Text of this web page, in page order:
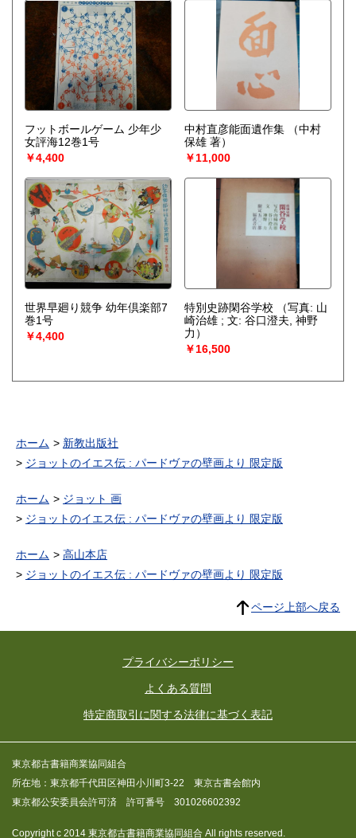
フットボールゲーム 少年少
女評海12巻1号
￥4,400
中村直彦能面遺作集
（中村
保雄 著）
￥11,000
世界早廻り競争 幼年倶楽部7
巻1号
￥4,400
特別史跡閑谷学校
（写真: 山
崎治雄 ; 文: 谷口澄夫, 神野
力）
￥16,500
ホーム
新教出版社
ジョットのイエス伝 : パードヴァの壁画より 限定版
ホーム
ジョット 画
ジョットのイエス伝 : パードヴァの壁画より 限定版
ホーム
高山本店
ジョットのイエス伝 : パードヴァの壁画より 限定版
ページ上部へ戻る
プライバシーポリシー
よくある質問
特定商取引に関する法律に基づく表記
東京都古書籍商業協同組合
所在地：東京都千代田区神田小川町3-22 東京古書会館内
東京都公安委員会許可済 許可番号 301026602392
Copyright c 2014 東京都古書籍商業協同組合 All rights reserved.